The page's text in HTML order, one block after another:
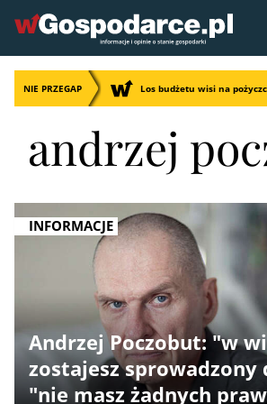
NIE PRZEGAP Los budżetu wisi na
andrzej
INFORMACJE
Andrzej Poczobut: "w
zostajesz sprowadzony
"nie masz żadnych